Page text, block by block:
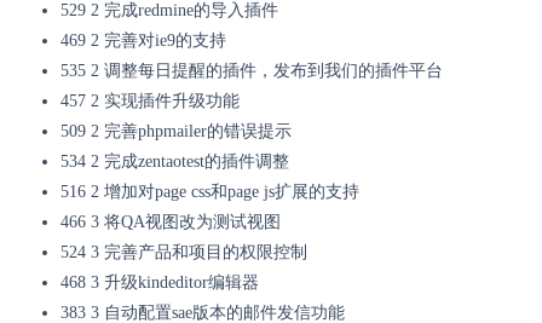
529 2 完成redmine的导入插件
469 2 完善对ie9的支持
535 2 调整每日提醒的插件，发布到我们的插件平台
457 2 实现插件升级功能
509 2 完善phpmailer的错误提示
534 2 完成zentaotest的插件调整
516 2 增加对page css和page js扩展的支持
466 3 将QA视图改为测试视图
524 3 完善产品和项目的权限控制
468 3 升级kindeditor编辑器
383 3 自动配置sae版本的邮件发信功能